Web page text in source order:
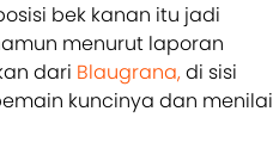
bek kanan itu jadi
menurut laporan
dari Blaugrana,di sisi
kuncinya dan menilai